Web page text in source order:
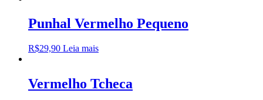
Punhal Vermelho Pequeno
R$29,90 Leia mais
Vermelho Tcheca